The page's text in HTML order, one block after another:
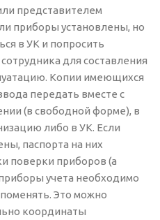
представителем
приборы установлены, но
в УК и попросить
для составления
Копии имеющихся
передать вместе с
(в свободной форме), в
либо в УК. Если
паспорта на них
поверки приборов (а
учета необходимо
Это можно
координаты